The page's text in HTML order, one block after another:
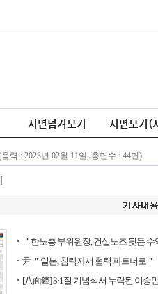
지면넘겨보기 지면보기(
＂한노총 부위원장, 건설노조 뒷돈 수
尹 ＂일본, 침략자서 협력 파트너로＂
[八面鋒] 3·1절 기념식서 누락된 이승